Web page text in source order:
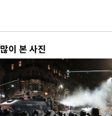
많이 본 사진